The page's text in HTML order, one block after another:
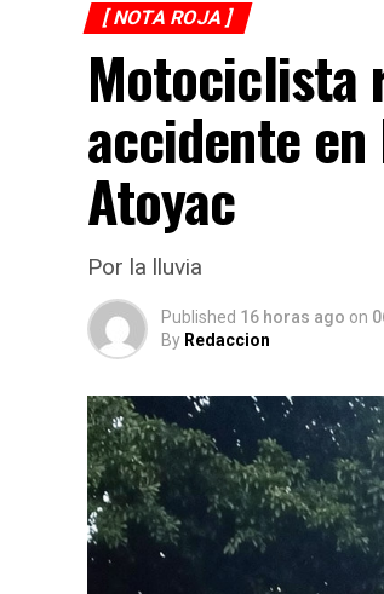
[ NOTA ROJA ]
Motociclista
accidente
Atoyac
Por la lluvia
Published 16 horas ago on
By Redaccion